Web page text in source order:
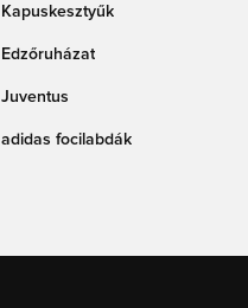
Kapuskesztyűk
Edzőruházat
Juventus
adidas focilabdák